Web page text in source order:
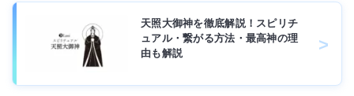
天照大御神を徹底解説！スピリチ
ュアル・繋がる方法・最高神の理
由も解説